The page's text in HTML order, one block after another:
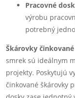
Pracovné
výrobu
potrebný
Škárovky
smrek sú ideálnym
projekty. Poskytujú
činkované škárovky